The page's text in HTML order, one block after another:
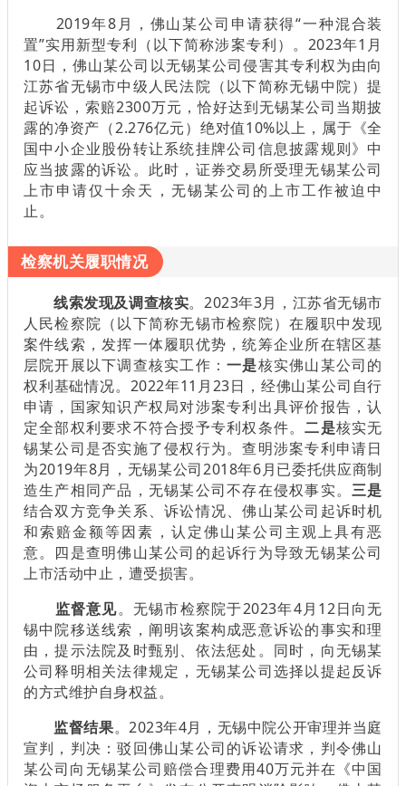
2019年8月，佛山某公司申请获得“一种混合装
置”实用新型专利（以下简称涉案专利）。2023年1月
10日，佛山某公司以无锡某公司侵害其专利权为由向
江苏省无锡市中级人民法院（以下简称无锡中院）提
起诉讼，索赔2300万元，恰好达到无锡某公司当期披
露的净资产（2.276亿元）绝对值10%以上，属于《全
国中小企业股份转让系统挂牌公司信息披露规则》中
应当披露的诉讼。此时，证券交易所受理无锡某公司
上市申请仅十余天，无锡某公司的上市工作被迫中
止。
检察机关履职情况
线索发现及调查核实。2023年3月，江苏省无锡市
人民检察院（以下简称无锡市检察院）在履职中发现
案件线索，发挥一体履职优势，统筹企业所在辖区基
层院开展以下调查核实工作：一是核实佛山某公司的
权利基础情况。2022年11月23日，经佛山某公司自行
申请，国家知识产权局对涉案专利出具评价报告，认
定全部权利要求不符合授予专利权条件。二是核实无
锡某公司是否实施了侵权行为。查明涉案专利申请日
为2019年8月，无锡某公司2018年6月已委托供应商制
造生产相同产品，无锡某公司不存在侵权事实。三是
结合双方竞争关系、诉讼情况、佛山某公司起诉时机
和索赔金额等因素，认定佛山某公司主观上具有恶
意。四是查明佛山某公司的起诉行为导致无锡某公司
上市活动中止，遭受损害。
监督意见。无锡市检察院于2023年4月12日向无
锡中院移送线索，阐明该案构成恶意诉讼的事实和理
由，提示法院及时甄别、依法惩处。同时，向无锡某
公司释明相关法律规定，无锡某公司选择以提起反诉
的方式维护自身权益。
监督结果。2023年4月，无锡中院公开审理并当庭
宣判，判决：驳回佛山某公司的诉讼请求，判令佛山
某公司向无锡某公司赔偿合理费用40万元并在《中国